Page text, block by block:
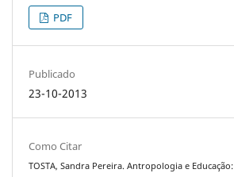
PDF
Publicado
23-10-2013
Como Citar
TOSTA, Sandra Pereira. Antropologia e Educação: